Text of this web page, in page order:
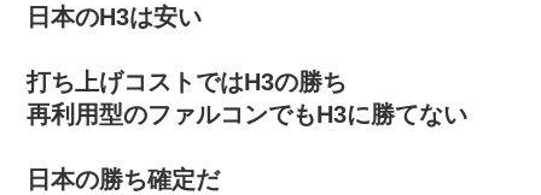
日本のH3は安い
打ち上げコストではH3の勝ち
再利用型のファルコンでもH3に勝てない
日本の勝ち確定だ